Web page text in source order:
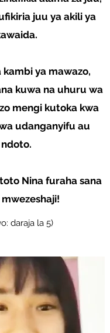
juu ya akili ya
kambi ya mawazo,
kuwa na uhuru wa
mengi kutoka kwa
udanganyifu au
ndoto.
Nina furaha sana
daraja la 5)